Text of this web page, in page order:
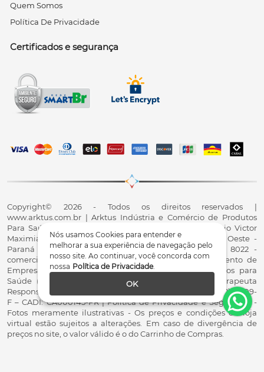
Nós usamos Cookies para entender e
melhorar a sua experiência de navegação pelo
nosso site. Ao continuar, você concorda com
nossa Política de Privacidade.
OK
Quem Somos
Política De Privacidade
Certificados e segurança
Copyright© 2026 - Todos os direitos reservados |
www.arktus.com.br | Arktus Indústria e Comércio de Produtos
Para Saúde Ltda | CNPJ: 01.417.367/0001-78 | R. Antônio Victor
Maximiano, 107, Parque Industrial II, Santa Tereza do Oeste -
Paraná - CEP 85825-900 - Fale conosco: 0800 200 8022 -
comercial@arktus.com.br | Autorização de Funcionamento de
Empresa - AFE/ANVISA - Para Fabricação de Produtos para
Saúde (Correlatos): 8.02.844-5 (UX418X102741) - Fisioterapeuta
Responsável Técnico Dr. Alex Fernando Zani - Crefito8(PR): 8409-
F – CADI: CA000145-PR | Política de Privacidade e Segurança -
Fotos meramente ilustrativas - Os preços e condições da loja
virtual estão sujeitos a alterações. Em caso de divergência de
preços no site, o valor válido é o do Carrinho de Compras.